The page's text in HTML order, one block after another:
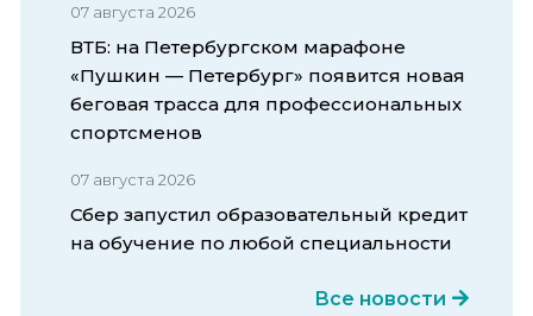
07 августа 2026
ВТБ: на Петербургском марафоне
«Пушкин — Петербург» появится новая
беговая трасса для профессиональных
спортсменов
07 августа 2026
Сбер запустил образовательный кредит
на обучение по любой специальности
Все новости